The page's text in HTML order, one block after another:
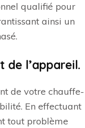
qualifié pour
ainsi un
l’appareil.
de votre chauffe-
En effectuant
tout problème